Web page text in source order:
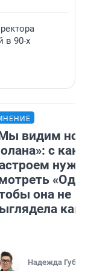
в 90-х
видим
с
она не
как
Надежда